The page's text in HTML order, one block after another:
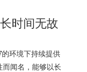
时间无故
环境下持续提供
而闻名，能够以长